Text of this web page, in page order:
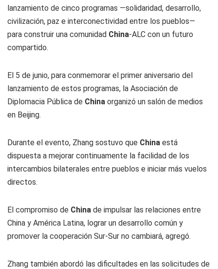
lanzamiento de cinco programas —solidaridad, desarrollo,
civilización, paz e interconectividad entre los pueblos—
para construir una comunidad China-ALC con un futuro
compartido.
El 5 de junio, para conmemorar el primer aniversario del
lanzamiento de estos programas, la Asociación de
Diplomacia Pública de China organizó un salón de medios
en Beijing.
Durante el evento, Zhang sostuvo que China está
dispuesta a mejorar continuamente la facilidad de los
intercambios bilaterales entre pueblos e iniciar más vuelos
directos.
El compromiso de China de impulsar las relaciones entre
China y América Latina, lograr un desarrollo común y
promover la cooperación Sur-Sur no cambiará, agregó.
Zhang también abordó las dificultades en las solicitudes de